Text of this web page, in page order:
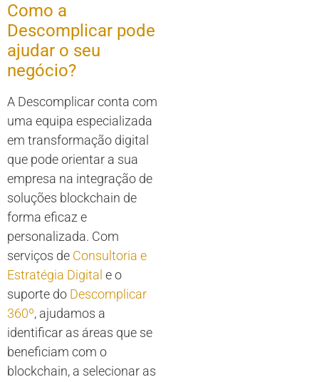
Como a
Descomplicar pode
ajudar o seu
negócio?
A Descomplicar conta com
uma equipa especializada
em transformação digital
que pode orientar a sua
empresa na integração de
soluções blockchain de
forma eficaz e
personalizada. Com
serviços de Consultoria e
Estratégia Digital e o
suporte do Descomplicar
360º, ajudamos a
identificar as áreas que se
beneficiam com o
blockchain, a selecionar as